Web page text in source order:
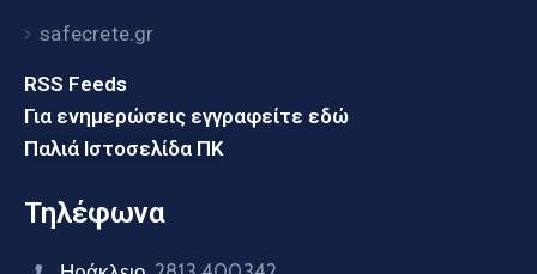
safecrete.gr
RSS Feeds
Για ενημερώσεις εγγραφείτε εδώ
Παλιά Ιστοσελίδα ΠΚ
Τηλέφωνα